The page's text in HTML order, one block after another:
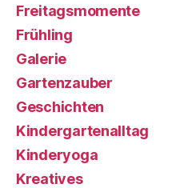
Freitagsmomente
Frühling
Galerie
Gartenzauber
Geschichten
Kindergartenalltag
Kinderyoga
Kreatives